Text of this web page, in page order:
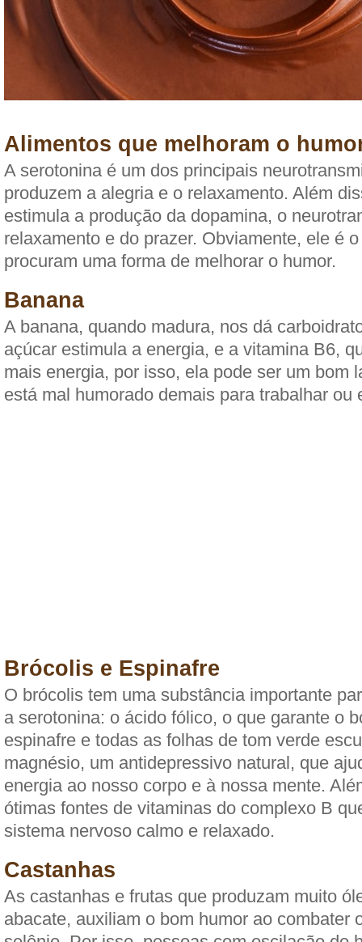
Alimentos que melhoram o
A serotonina é um dos principais
produzem a alegria e o relaxamento. Além
estimula a produção da dopamina, o
relaxamento e do prazer. Obviamente, ele é
procuram uma forma de melhorar o humor.
Banana
A banana, quando madura, nos dá
açúcar estimula a energia, e a vitamina B6,
mais energia, por isso, ela pode ser um bom
está mal humorado demais para trabalhar ou
Brócolis e Espinafre
O brócolis tem uma substância importante
a serotonina: o ácido fólico, o que garante o
espinafre e todas as folhas de tom verde
magnésio, um antidepressivo natural, que
energia ao nosso corpo e à nossa mente.
ótimas fontes de vitaminas do complexo B
sistema nervoso calmo e relaxado.
Castanhas
As castanhas e frutas que produzam muito
abacate, auxiliam o bom humor ao combater